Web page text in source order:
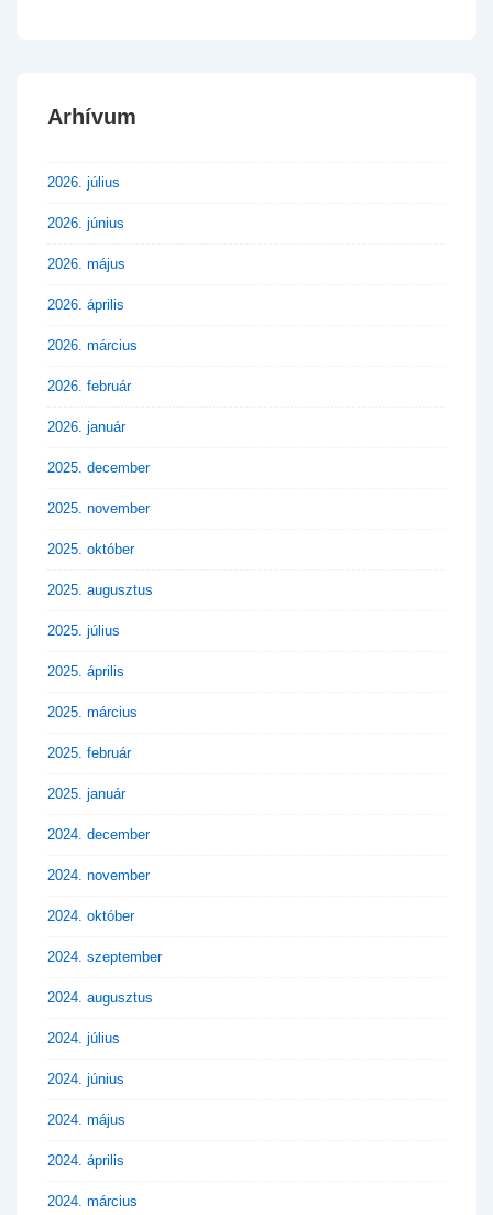
Arhívum
2026. július
2026. június
2026. május
2026. április
2026. március
2026. február
2026. január
2025. december
2025. november
2025. október
2025. augusztus
2025. július
2025. április
2025. március
2025. február
2025. január
2024. december
2024. november
2024. október
2024. szeptember
2024. augusztus
2024. július
2024. június
2024. május
2024. április
2024. március